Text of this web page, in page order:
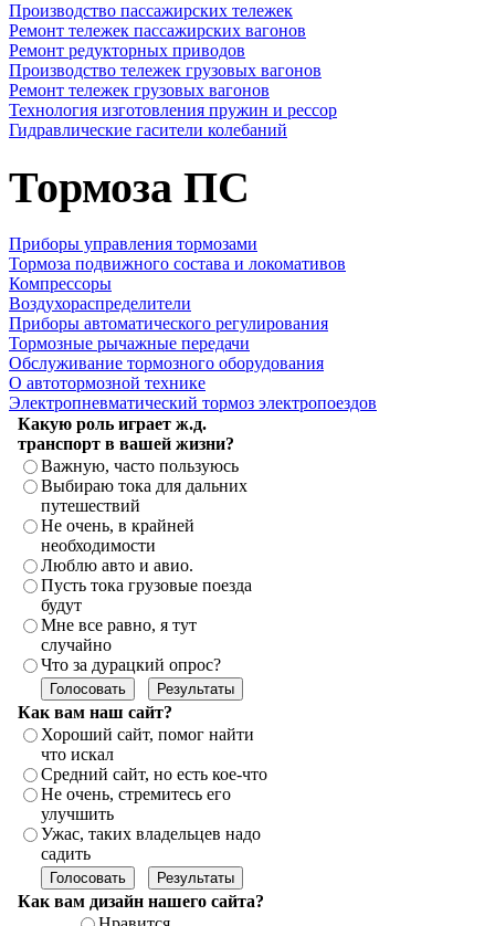
Производство пассажирских тележек
Ремонт тележек пассажирских вагонов
Ремонт редукторных приводов
Производство тележек грузовых вагонов
Ремонт тележек грузовых вагонов
Технология изготовления пружин и рессор
Гидравлические гасители колебаний
Тормоза ПС
Приборы управления тормозами
Тормоза подвижного состава и локомативов
Компрессоры
Воздухораспределители
Приборы автоматического регулирования
Тормозные рычажные передачи
Обслуживание тормозного оборудования
О автотормозной технике
Электропневматический тормоз электропоездов
Какую роль играет ж.д.
транспорт в вашей жизни?
Важную, часто пользуюсь
Выбираю тока для дальних
путешествий
Не очень, в крайней
необходимости
Люблю авто и авио.
Пусть тока грузовые поезда
будут
Мне все равно, я тут
случайно
Что за дурацкий опрос?
Как вам наш сайт?
Хороший сайт, помог найти
что искал
Средний сайт, но есть кое-что
Не очень, стремитесь его
улучшить
Ужас, таких владельцев надо
садить
Как вам дизайн нашего сайта?